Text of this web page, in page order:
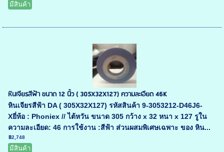
มีสินค้า
หินเจียรสีฟ้า ขนาด 12 นิ้ว ( 305X32X127) ความละเอียด 46K
หินเจียรสีฟ้า DA ( 305X32X127) รหัสสินค้า 9-3053212-D46J6-
Xยี่ห้อ : Phoniex // ไต้หวัน ขนาด 305 กว้าง x 32 หนา x 127 รูใน
ความละเอียด: 46 การใช้งาน :สีฟ้า ส่วนผสมพิเศษเฉพาะ ของ หิน...
฿2,748
มีสินค้า